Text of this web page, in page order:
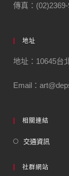
傳真：
地址
地址：10645台
Email：
相關連結
交通資訊
社群網站